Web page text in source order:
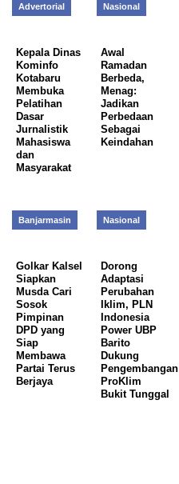
Advertorial
Kepala Dinas
Kominfo
Kotabaru
Membuka
Pelatihan
Dasar
Jurnalistik
Mahasiswa
dan
Masyarakat
Nasional
Awal
Ramadan
Berbeda,
Menag:
Jadikan
Perbedaan
Sebagai
Keindahan
Banjarmasin
Golkar Kalsel
Siapkan
Musda Cari
Sosok
Pimpinan
DPD yang
Siap
Membawa
Partai Terus
Berjaya
Nasional
Dorong
Adaptasi
Perubahan
Iklim, PLN
Indonesia
Power UBP
Barito
Dukung
Pengembangan
ProKlim
Bukit Tunggal